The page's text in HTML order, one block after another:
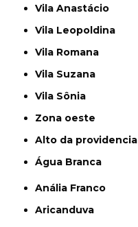
Vila Anastácio
Vila Leopoldina
Vila Romana
Vila Suzana
Vila Sônia
Zona oeste
alto da providencia
Água Branca
Anália Franco
Aricanduva